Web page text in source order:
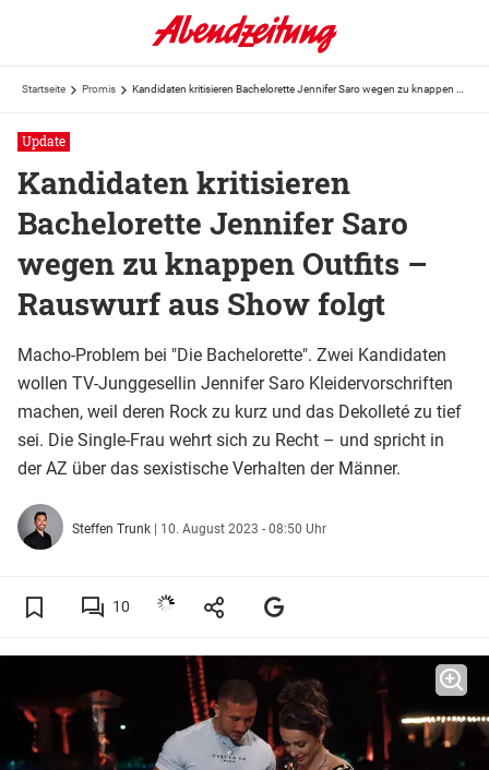
Startseite Promis
Update
Kandidaten kritisieren
Bachelorette Jennifer Saro
wegen zu knappen Outfits –
Rauswurf aus Show folgt
Macho-Problem bei "Die Bachelorette". Zwei Kandidaten
wollen TV-Junggesellin Jennifer Saro Kleidervorschriften
machen, weil deren Rock zu kurz und das Dekolleté zu tief
sei. Die Single-Frau wehrt sich zu Recht – und spricht in
der AZ über das sexistische Verhalten der Männer.
Steffen Trunk | 10. August 2023 - 08:50 Uhr
10